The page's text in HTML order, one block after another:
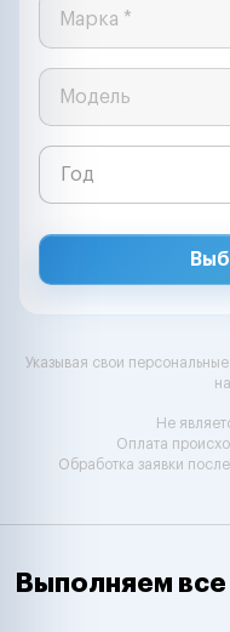
Марка *
Модель
Указывая свои
на
Не
Оплата
Обработка заявки
Выполняем